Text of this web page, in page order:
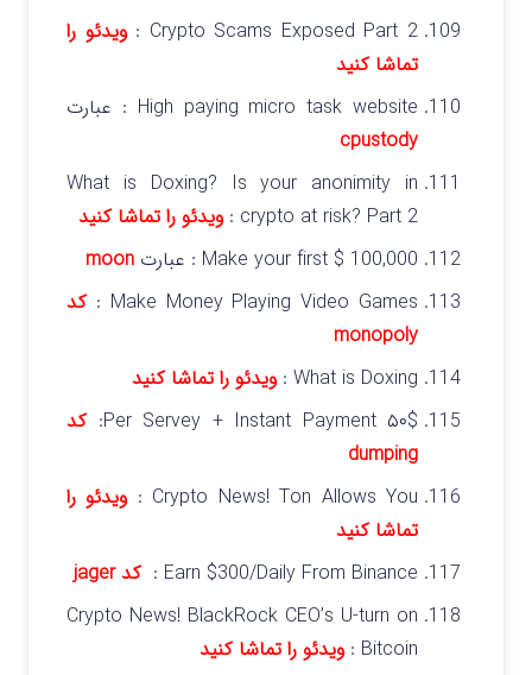
Crypto Scams Exposed Part 2 :
ویدئو را
تماشا کنید
High paying micro task website : عبارت
cpustody
What is Doxing? Is your anonimity in
crypto at risk? Part 2 : ویدئو را تماشا کنید
Make your first $ 100,000 : عبارت
moon
Make Money Playing Video Games :
کد
monopoly
What is Doxing : ویدئو را تماشا کنید
۵۰$ Per Servey + Instant Payment:
کد
dumping
Crypto News! Ton Allows You :
ویدئو را
تماشا کنید
Earn $300/Daily From Binance :
کد jager
Crypto News! BlackRock CEO’s U-turn on
Bitcoin : ویدئو را تماشا کنید